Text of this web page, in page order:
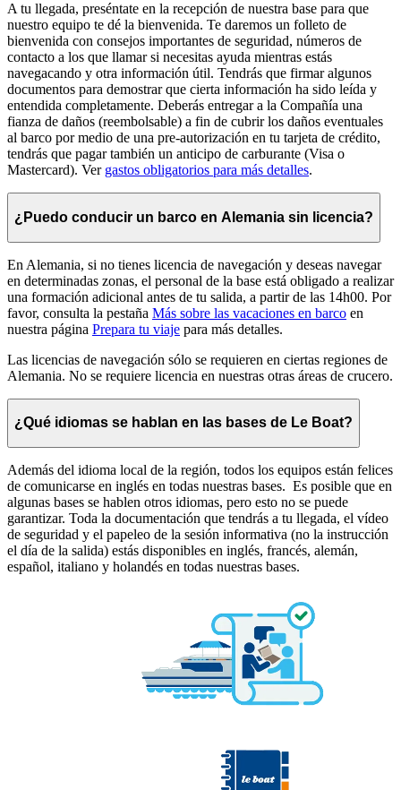
A tu llegada, preséntate en la recepción de nuestra base para que
nuestro equipo te dé la bienvenida. Te daremos un folleto de
bienvenida con consejos importantes de seguridad, números de
contacto a los que llamar si necesitas ayuda mientras estás
navegacando y otra información útil. Tendrás que firmar algunos
documentos para demostrar que cierta información ha sido leída y
entendida completamente. Deberás entregar a la Compañía una
fianza de daños (reembolsable) a fin de cubrir los daños eventuales
al barco por medio de una pre-autorización en tu tarjeta de crédito,
tendrás que pagar también un anticipo de carburante (Visa o
Mastercard). Ver gastos obligatorios para más detalles.
¿Puedo conducir un barco en Alemania sin licencia?
En Alemania, si no tienes licencia de navegación y deseas navegar
en determinadas zonas, el personal de la base está obligado a realizar
una formación adicional antes de tu salida, a partir de las 14h00. Por
favor, consulta la pestaña Más sobre las vacaciones en barco en
nuestra página Prepara tu viaje para más detalles.
Las licencias de navegación sólo se requieren en ciertas regiones de
Alemania. No se requiere licencia en nuestras otras áreas de crucero.
¿Qué idiomas se hablan en las bases de Le Boat?
Además del idioma local de la región, todos los equipos están felices
de comunicarse en inglés en todas nuestras bases. Es posible que en
algunas bases se hablen otros idiomas, pero esto no se puede
garantizar. Toda la documentación que tendrás a tu llegada, el vídeo
de seguridad y el papeleo de la sesión informativa (no la instrucción
el día de la salida) estás disponibles en inglés, francés, alemán,
español, italiano y holandés en todas nuestras bases.